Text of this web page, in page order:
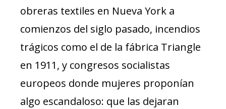
obreras textiles en Nueva York a
comienzos del siglo pasado, incendios
trágicos como el de la fábrica Triangle
en 1911, y congresos socialistas
europeos donde mujeres proponían
algo escandaloso: que las dejaran